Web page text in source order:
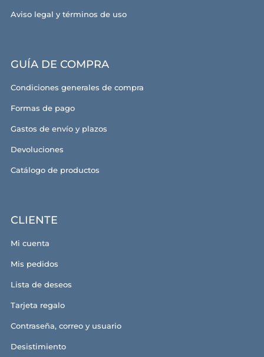
Aviso legal y términos de uso
GUÍA DE COMPRA
Condiciones generales de compra
Formas de pago
Gastos de envío y plazos
Devoluciones
Catálogo de productos
CLIENTE
Mi cuenta
Mis pedidos
Lista de deseos
Tarjeta regalo
Contraseña, correo y usuario
Desistimiento